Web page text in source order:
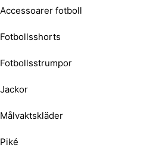
Accessoarer fotboll
Fotbollsshorts
Fotbollsstrumpor
Jackor
Målvaktskläder
Piké